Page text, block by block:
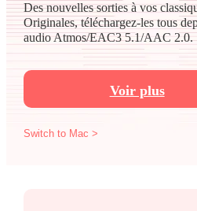
Des nouvelles sorties à vos
Originales, téléchargez-les tous
audio Atmos/EAC3 5.1/AAC 2.0.
Voir plus
Switch to Mac >